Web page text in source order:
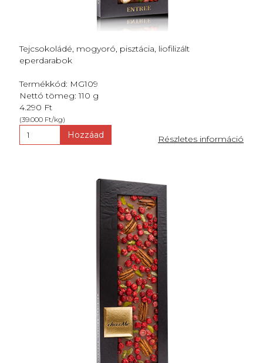
Tejcsokoládé, mogyoró, pisztácia, liofilizált
eperdarabok
Termékkód: MG109
Nettó tömeg: 110 g
4.290 Ft
(39.000 Ft/kg)
Hozzáad Részletes információ